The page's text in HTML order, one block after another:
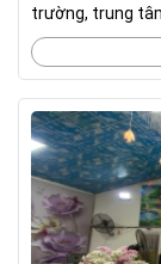
trường, trung